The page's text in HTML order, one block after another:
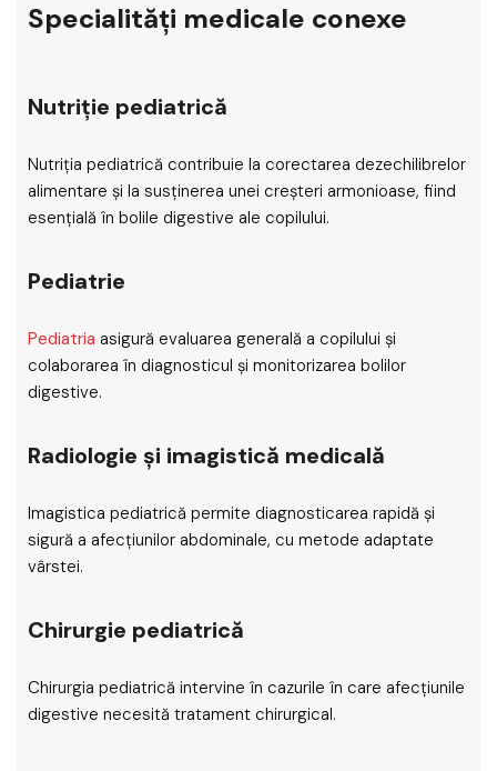
Specialități medicale conexe
Nutriție pediatrică
Nutriția pediatrică contribuie la corectarea dezechilibrelor
alimentare și la susținerea unei creșteri armonioase, fiind
esențială în bolile digestive ale copilului.
Pediatrie
Pediatria asigură evaluarea generală a copilului și
colaborarea în diagnosticul și monitorizarea bolilor
digestive.
Radiologie și imagistică medicală
Imagistica pediatrică permite diagnosticarea rapidă și
sigură a afecțiunilor abdominale, cu metode adaptate
vârstei.
Chirurgie pediatrică
Chirurgia pediatrică intervine în cazurile în care afecțiunile
digestive necesită tratament chirurgical.